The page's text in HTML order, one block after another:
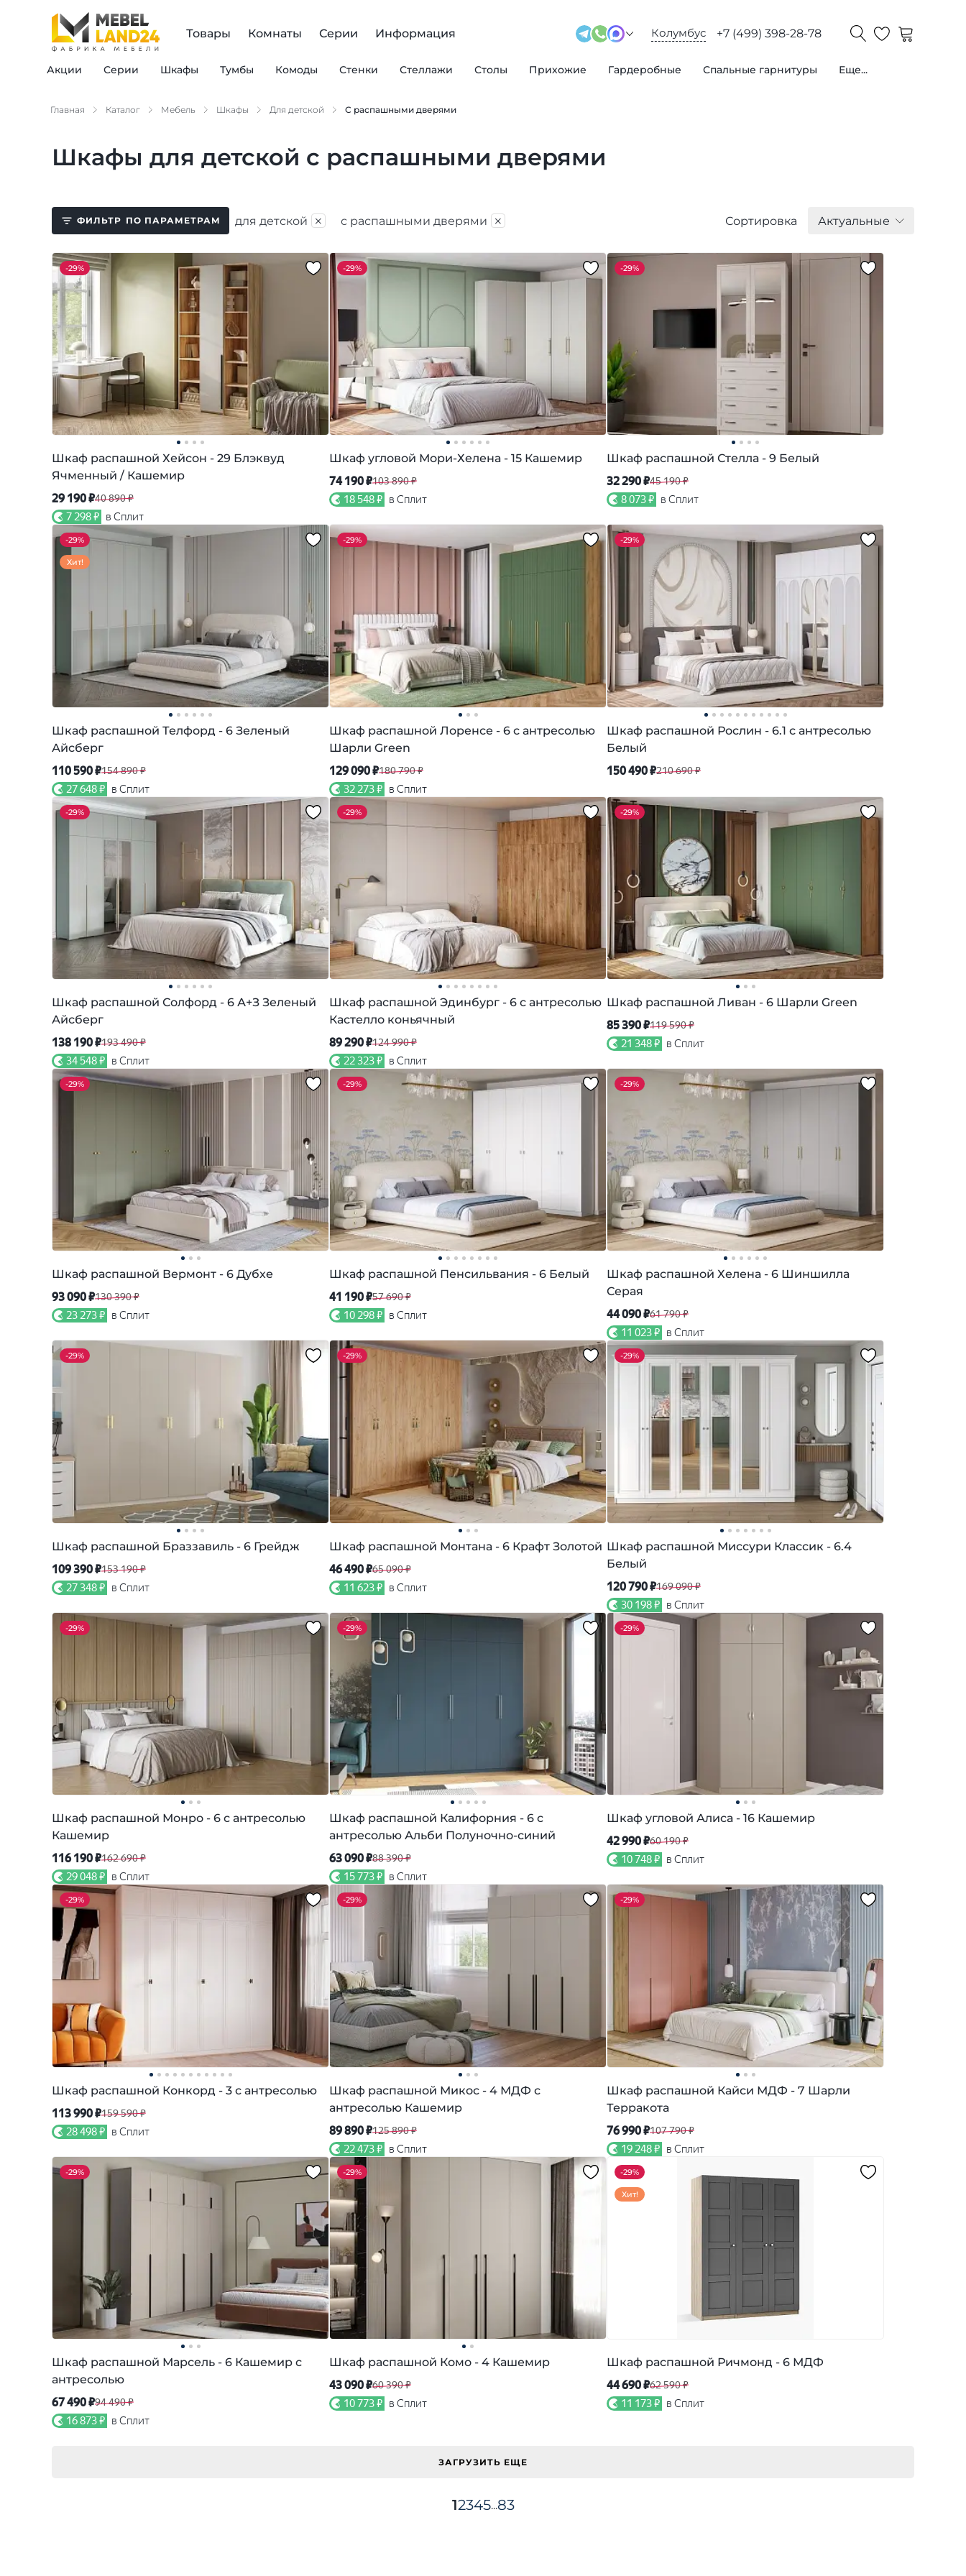
Товары
Акции Серии Шкафы Тумбы Комоды Стенки Стеллажи Столы Прихожие Гардеробные Спальные гарнитуры Еще...
Комнаты Серии Информация Колумбус +7 (499) 398-28-78
Главная Каталог Мебель Шкафы Для детской С распашными дверями
Шкафы для детской с распашными дверями
ФИЛЬТР ПО ПАРАМЕТРАМ для детской × с распашными дверями × Сортировка Актуальные
-29%
Шкаф распашной Хейсон - 29 Блэквуд
Ячменный / Кашемир
29 190 ₽40 890 ₽
7 298 ₽ в Сплит
-29%
Шкаф угловой Мори-Хелена - 15 Кашемир
74 190 ₽103 890 ₽
18 548 ₽ в Сплит
-29%
Шкаф распашной Стелла - 9 Белый
32 290 ₽45 190 ₽
8 073 ₽ в Сплит
-29%
Хит!
Шкаф распашной Телфорд - 6 Зеленый
Айсберг
110 590 ₽154 890 ₽
27 648 ₽ в Сплит
-29%
Шкаф распашной Лоренсе - 6 с антресолью
Шарли Green
129 090 ₽180 790 ₽
32 273 ₽ в Сплит
-29%
Шкаф распашной Рослин - 6.1 с антресолью
Белый
150 490 ₽210 690 ₽
-29%
Шкаф распашной Солфорд - 6 А+З Зеленый
Айсберг
138 190 ₽193 490 ₽
34 548 ₽ в Сплит
-29%
Шкаф распашной Эдинбург - 6 с антресолью
Кастелло коньячный
89 290 ₽124 990 ₽
22 323 ₽ в Сплит
-29%
Шкаф распашной Ливан - 6 Шарли Green
85 390 ₽119 590 ₽
21 348 ₽ в Сплит
-29%
Шкаф распашной Вермонт - 6 Дубхе
93 090 ₽130 390 ₽
23 273 ₽ в Сплит
-29%
Шкаф распашной Пенсильвания - 6 Белый
41 190 ₽57 690 ₽
10 298 ₽ в Сплит
-29%
Шкаф распашной Хелена - 6 Шиншилла
Серая
44 090 ₽61 790 ₽
11 023 ₽ в Сплит
-29%
Шкаф распашной Браззавиль - 6 Грейдж
109 390 ₽153 190 ₽
27 348 ₽ в Сплит
-29%
Шкаф распашной Монтана - 6 Крафт Золотой
46 490 ₽65 090 ₽
11 623 ₽ в Сплит
-29%
Шкаф распашной Миссури Классик - 6.4
Белый
120 790 ₽169 090 ₽
30 198 ₽ в Сплит
-29%
Шкаф распашной Монро - 6 с антресолью
Кашемир
116 190 ₽162 690 ₽
29 048 ₽ в Сплит
-29%
Шкаф распашной Калифорния - 6 с
антресолью Альби Полуночно-синий
63 090 ₽88 390 ₽
15 773 ₽ в Сплит
-29%
Шкаф угловой Алиса - 16 Кашемир
42 990 ₽60 190 ₽
10 748 ₽ в Сплит
-29%
Шкаф распашной Конкорд - 3 с антресолью
113 990 ₽159 590 ₽
28 498 ₽ в Сплит
-29%
Шкаф распашной Микос - 4 МДФ с
антресолью Кашемир
89 890 ₽125 890 ₽
22 473 ₽ в Сплит
-29%
Шкаф распашной Кайси МДФ - 7 Шарли
Терракота
76 990 ₽107 790 ₽
19 248 ₽ в Сплит
-29%
Шкаф распашной Марсель - 6 Кашемир с
антресолью
67 490 ₽94 490 ₽
16 873 ₽ в Сплит
-29%
Шкаф распашной Комо - 4 Кашемир
43 090 ₽60 390 ₽
10 773 ₽ в Сплит
-29%
Хит!
Шкаф распашной Ричмонд - 6 МДФ
44 690 ₽62 590 ₽
11 173 ₽ в Сплит
ЗАГРУЗИТЬ ЕЩЕ
12345...83